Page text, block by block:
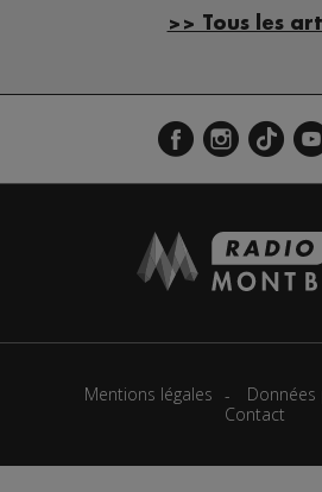
>> Tous les
Mentions légales
Données
Contact